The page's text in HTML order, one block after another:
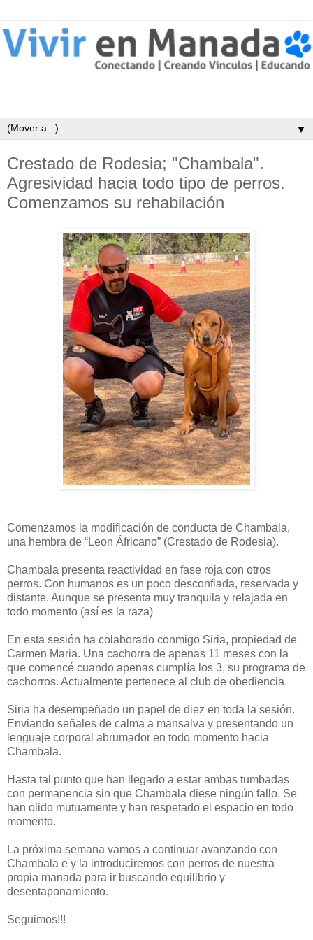
▼
Crestado de Rodesia; "Chambala".
Agresividad hacia todo tipo de perros.
Comenzamos su rehabilación
Comenzamos la modificación de conducta de Chambala,
una hembra de “Leon Áfricano” (Crestado de Rodesia).
Chambala presenta reactividad en fase roja con otros
perros. Con humanos es un poco desconfiada, reservada y
distante. Aunque se presenta muy tranquila y relajada en
todo momento (así es la raza)
En esta sesión ha colaborado conmigo Siria, propiedad de
Carmen Maria. Una cachorra de apenas 11 meses con la
que comencé cuando apenas cumplía los 3, su programa de
cachorros. Actualmente pertenece al club de obediencia.
Siria ha desempeñado un papel de diez en toda la sesión.
Enviando señales de calma a mansalva y presentando un
lenguaje corporal abrumador en todo momento hacia
Chambala.
Hasta tal punto que han llegado a estar ambas tumbadas
con permanencia sin que Chambala diese ningún fallo. Se
han olido mutuamente y han respetado el espacio en todo
momento.
La próxima semana vamos a continuar avanzando con
Chambala e y la introduciremos con perros de nuestra
propia manada para ir buscando equilibrio y
desentaponamiento.
Seguimos!!!